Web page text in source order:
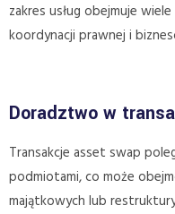
zakres usług obejmuje
koordynacji prawnej i
Doradztwo w
Transakcje asset swap
podmiotami, co może
majątkowych lub